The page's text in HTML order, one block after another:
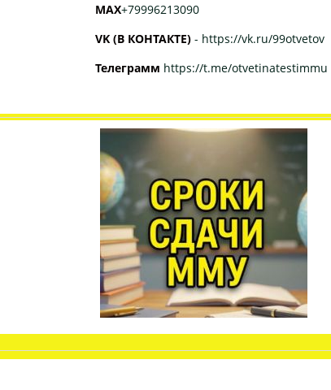
МАХ+79996213090
VK (В КОНТАКТЕ) - https://vk.ru/99otvetov
Телеграмм https://t.me/otvetinatestimmu